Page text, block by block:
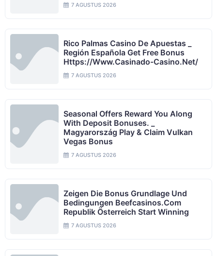
7 AGUSTUS 2026
Rico Palmas Casino De Apuestas _
Región Española Get Free Bonus
Https://www.casinado-Casino.net/
7 AGUSTUS 2026
Seasonal Offers Reward You Along
With Deposit Bonuses. _
Magyarország Play & Claim Vulkan
Vegas Bonus
7 AGUSTUS 2026
Zeigen Die Bonus Grundlage Und
Bedingungen Beefcasinos.com
Republik Österreich Start Winning
7 AGUSTUS 2026